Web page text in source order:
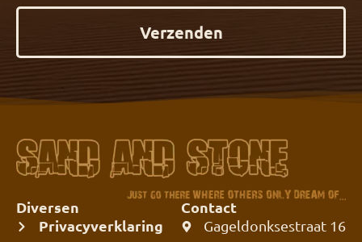
Verzenden
Diversen
Privacyverklaring
Contact
Gageldonksestraat 16